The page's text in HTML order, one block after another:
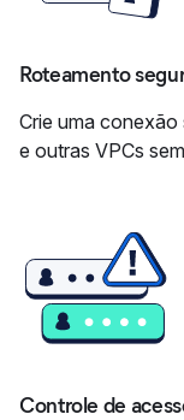
Roteamento
Crie uma conexão
e outras VPCs
Controle de